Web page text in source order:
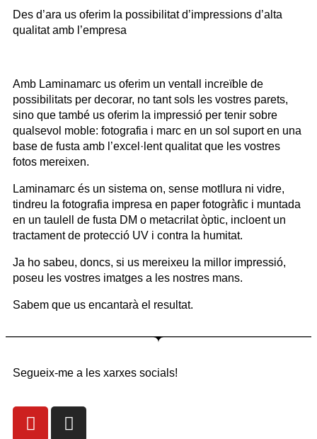
Des d’ara us oferim la possibilitat d’impressions d’alta
qualitat amb l’empresa
Amb Laminamarc us oferim un ventall increïble de
possibilitats per decorar, no tant sols les vostres parets,
sino que també us oferim la impressió per tenir sobre
qualsevol moble: fotografia i marc en un sol suport en una
base de fusta amb l’excel·lent qualitat que les vostres
fotos mereixen.
Laminamarc és un sistema on, sense motllura ni vidre,
tindreu la fotografia impresa en paper fotogràfic i muntada
en un taulell de fusta DM o metacrilat òptic, incloent un
tractament de protecció UV i contra la humitat.
Ja ho sabeu, doncs, si us mereixeu la millor impressió,
poseu les vostres imatges a les nostres mans.
Sabem que us encantarà el resultat.
Segueix-me a les xarxes socials!